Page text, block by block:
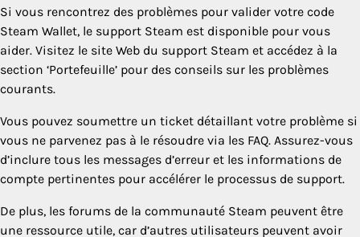
Si vous rencontrez des problèmes pour valider votre code
Steam Wallet, le support Steam est disponible pour vous
aider. Visitez le site Web du support Steam et accédez à la
section ‘Portefeuille’ pour des conseils sur les problèmes
courants.
Vous pouvez soumettre un ticket détaillant votre problème si
vous ne parvenez pas à le résoudre via les FAQ. Assurez-vous
d’inclure tous les messages d’erreur et les informations de
compte pertinentes pour accélérer le processus de support.
De plus, les forums de la communauté Steam peuvent être
une ressource utile, car d’autres utilisateurs peuvent avoir